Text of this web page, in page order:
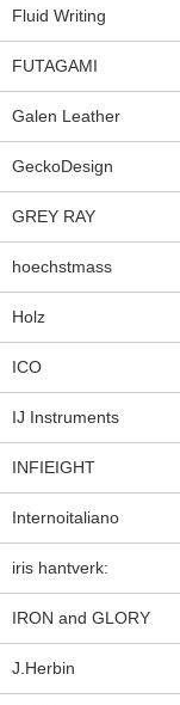
Fluid Writing
FUTAGAMI
Galen Leather
GeckoDesign
GREY RAY
hoechstmass
Holz
ICO
IJ Instruments
INFIEIGHT
Internoitaliano
iris hantverk:
IRON and GLORY
J.Herbin